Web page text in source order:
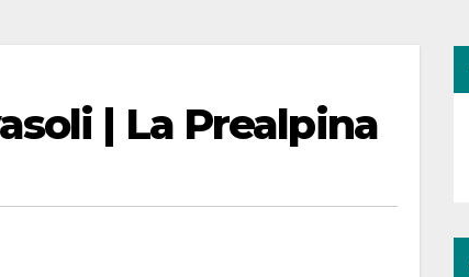
| La Prealpina